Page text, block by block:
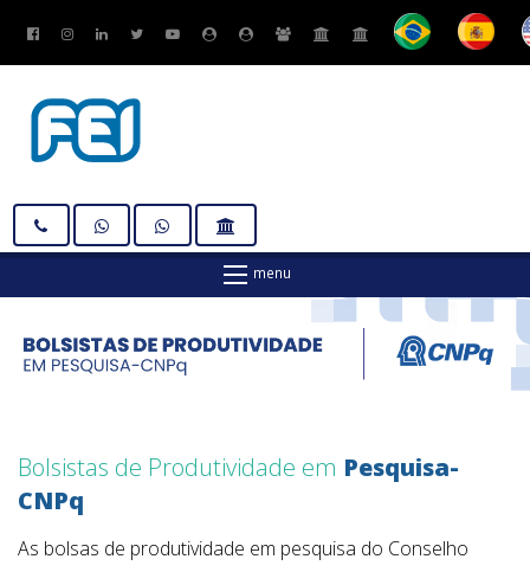
Bolsistas de Produtividade em Pesquisa-
CNPq
As bolsas de produtividade em pesquisa do Conselho